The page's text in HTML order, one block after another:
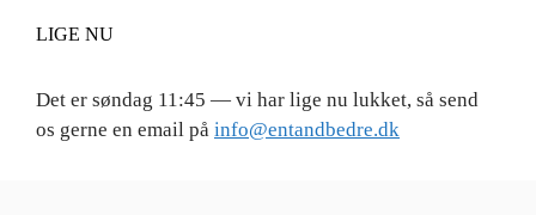
LIGE NU
Det er søndag 11:45 — vi har lige nu lukket, så send
os gerne en email på info@entandbedre.dk